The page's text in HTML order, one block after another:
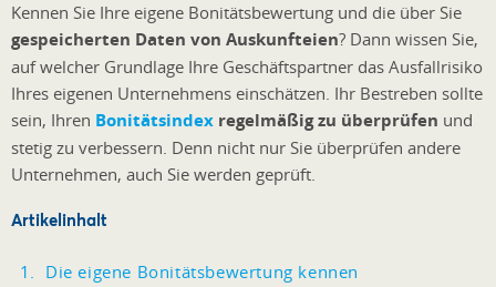
Kennen Sie Ihre eigene Bonitätsbewertung und die über Sie
gespeicherten Daten von Auskunfteien? Dann wissen Sie,
auf welcher Grundlage Ihre Geschäftspartner das Ausfallrisiko
Ihres eigenen Unternehmens einschätzen. Ihr Bestreben sollte
sein, Ihren Bonitätsindex regelmäßig zu überprüfen und
stetig zu verbessern. Denn nicht nur Sie überprüfen andere
Unternehmen, auch Sie werden geprüft.
Artikelinhalt
Die eigene Bonitätsbewertung kennen